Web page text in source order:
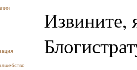
Извините,